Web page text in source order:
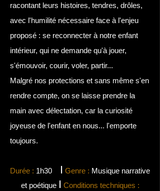
racontant leurs histoires, tendres, drôles,
avec l'humilité nécessaire face à l'enjeu
proposé : se reconnecter à notre enfant
intérieur, qui ne demande qu'à jouer,
s'émouvoir, courir, voler, partir...
Malgré nos protections et sans même s'en
rendre compte, on se laisse prendre la
main avec délectation, car la curiosité
joyeuse de l'enfant en nous... l'emporte
toujours.
Durée : 1h30 I Genre : Musique narrative
et poétique I Conditions techniques :